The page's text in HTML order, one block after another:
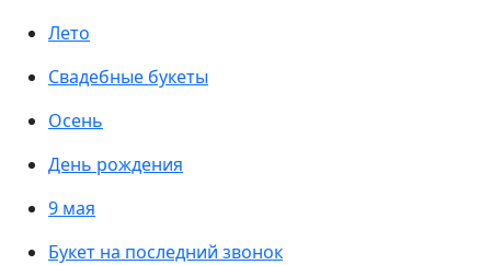
Лето
Свадебные букеты
Осень
День рождения
9 мая
Букет на последний звонок